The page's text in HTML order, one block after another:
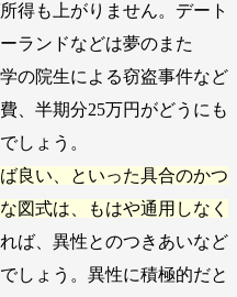
得も上がりません。デート
ランドなどは夢のまた
の院生による窃盗事件など
、半期分25万円がどうにも
しょう。
良い、といった具合のかつ
図式は、もはや通用しなく
ば、異性とのつきあいなど
しょう。異性に積極的だと